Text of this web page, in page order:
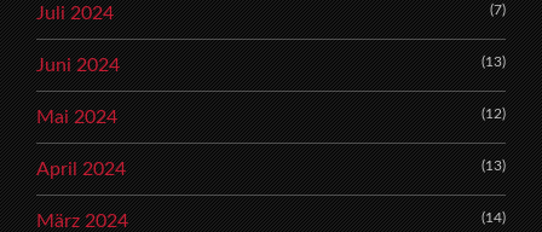
Juli 2024 (7)
Juni 2024 (13)
Mai 2024 (12)
April 2024 (13)
März 2024 (14)